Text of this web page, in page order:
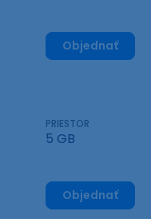
Objednať
PRIESTOR
5 GB
Objednať